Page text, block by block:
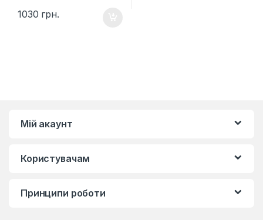
1030 грн.
Мій акаунт
Користувачам
Принципи роботи